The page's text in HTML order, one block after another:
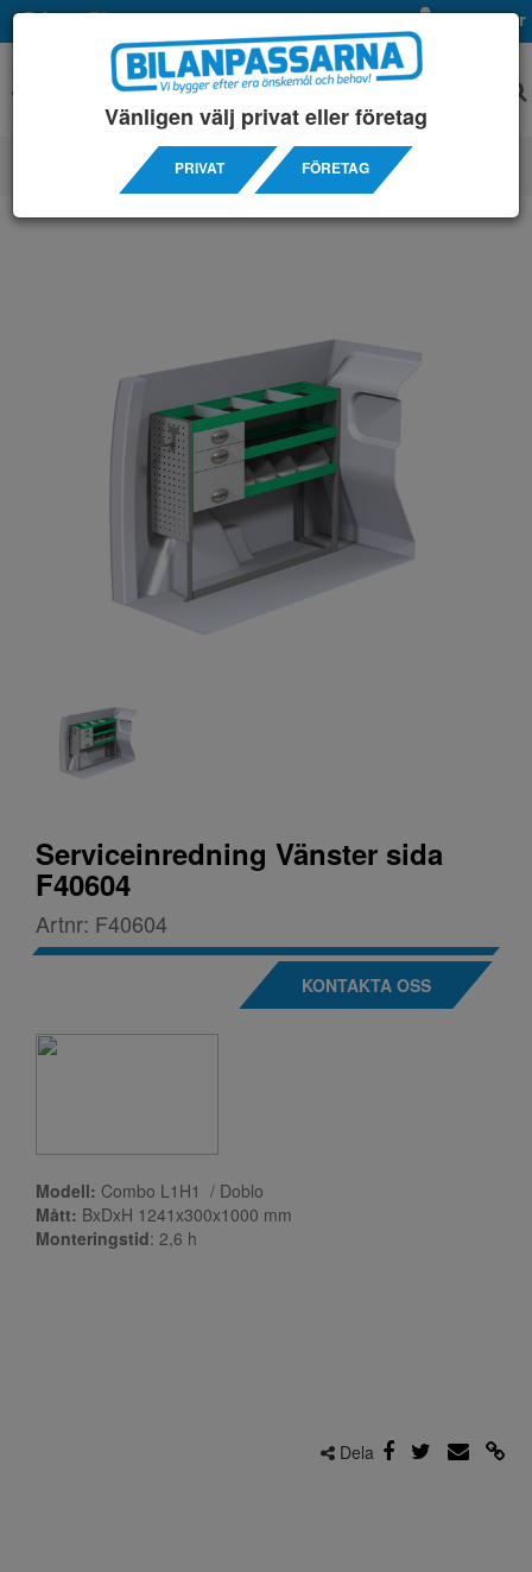
Privat Företag Mina sidor
SERVICEINREDNINGAR/ OPEL / COMBO L1H1
Serviceinredning Vänster sida
F40604
Artnr: F40604
KONTAKTA OSS
Modell: Combo L1H1 / Doblo
Mått: BxDxH 1241x300x1000 mm
Monteringstid: 2,6 h
Dela
Vänligen välj privat eller företag
PRIVAT FÖRETAG